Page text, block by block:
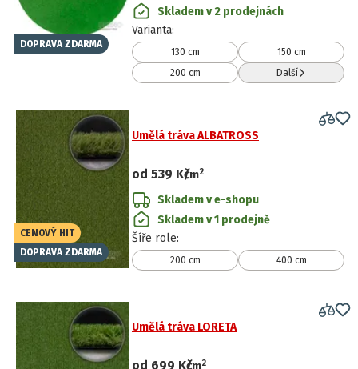
DOPRAVA ZDARMA
Skladem v 2 prodejnách
Varianta:
130 cm
150 cm
200 cm
Další
CENOVÝ HIT
DOPRAVA ZDARMA
Umělá tráva ALBATROSS
od 539 Kč
/m2
Skladem v e-shopu
Skladem v 1 prodejně
Šíře role:
200 cm 400 cm
Umělá tráva LORETA
od 699 Kč
/m2